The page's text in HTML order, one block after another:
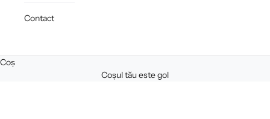
Contact
Coș
Coșul tău este gol